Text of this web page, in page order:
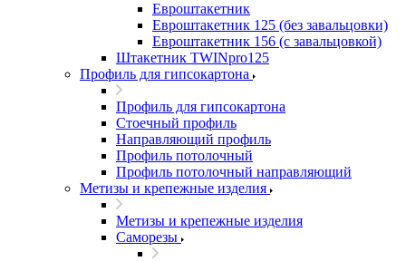
Евроштакетник
Евроштакетник 125 (без завальцовки)
Евроштакетник 156 (с завальцовкой)
Штакетник TWINpro125
Профиль для гипсокартона
Профиль для гипсокартона
Стоечный профиль
Направляющий профиль
Профиль потолочный
Профиль потолочный направляющий
Метизы и крепежные изделия
Метизы и крепежные изделия
Саморезы